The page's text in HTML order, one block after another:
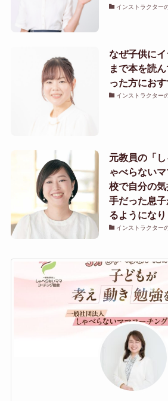
インストラクター
なぜ子供に
まで本を読
った方にお
インストラクター
元教員の「
ゃべらない
校で自分の
手だった息
るようにな
インストラクター